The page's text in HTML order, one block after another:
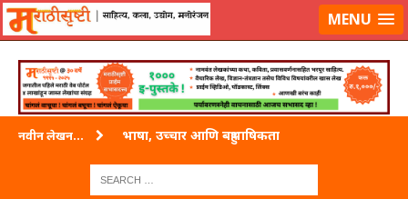
लॉग-इन करा|लेखक नोंदणी कराMENU
नवीन लेखन... भाषा, उच्चार आणि बहुभाषिकता